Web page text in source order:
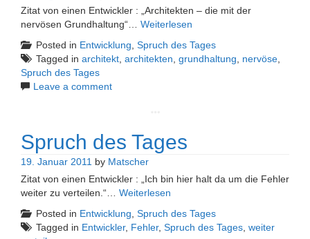
Zitat von einen Entwickler : „Architekten – die mit der
nervösen Grundhaltung“… Weiterlesen
Posted in Entwicklung, Spruch des Tages
Tagged in architekt, architekten, grundhaltung, nervöse,
Spruch des Tages
Leave a comment
Spruch des Tages
19. Januar 2011 by Matscher
Zitat von einen Entwickler : „Ich bin hier halt da um die Fehler
weiter zu verteilen.“… Weiterlesen
Posted in Entwicklung, Spruch des Tages
Tagged in Entwickler, Fehler, Spruch des Tages, weiter